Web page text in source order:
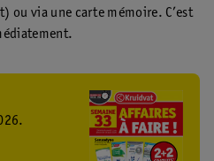
ou via une carte mémoire. C’est